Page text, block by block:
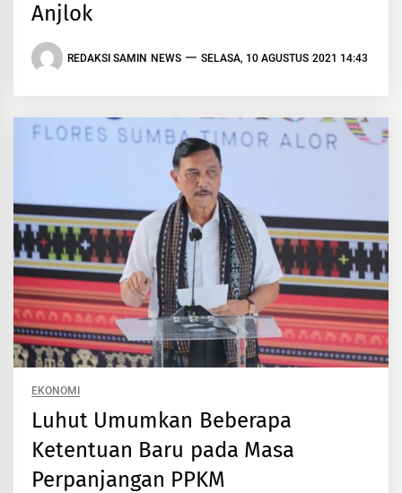
Anjlok
REDAKSI SAMIN NEWS SELASA, 10 AGUSTUS 2021 14:43
EKONOMI
Luhut Umumkan Beberapa
Ketentuan Baru pada Masa
Perpanjangan PPKM